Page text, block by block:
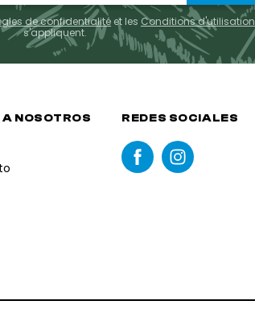
de confidentialité et les Conditions d'utilisation
s'appliquent.
A NOSOTROS REDES SOCIALES